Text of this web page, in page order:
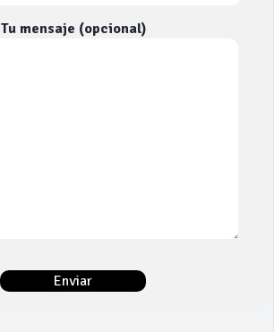
Tu mensaje (opcional)